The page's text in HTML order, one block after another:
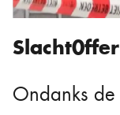
Ondanks de